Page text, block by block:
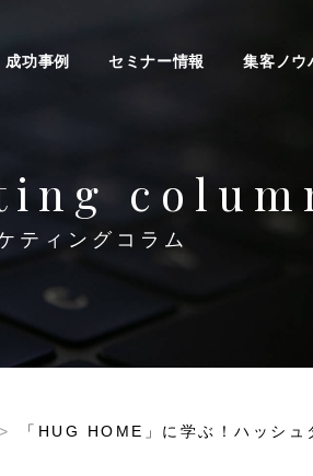
成功事例 セミナー情報 集客ノウ
ティングコラム
> 「HUG HOME」に学ぶ！ハッシュ